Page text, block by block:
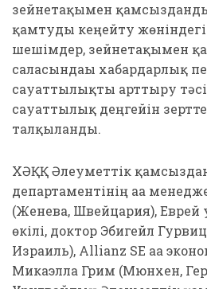
зейнетақымен
қамтуды кеңейту
шешімдер, зейнетақымен
саласындағы хабардарлық
сауаттылықты арттыру
сауаттылық деңгейін
талқыланды.
ХӘҚҚ Әлеуметтік
департаментінің аға
(Женева, Швейцария), Еврей
өкілі, доктор Эбигейл
Израиль), Allianz SE аға
Микаэлла Грим (Мюнхен,